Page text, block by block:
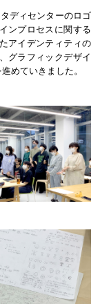
ディセンターのロゴ
ンプロセスに関する
アイデンティティの
グラフィックデザイ
めていきました。